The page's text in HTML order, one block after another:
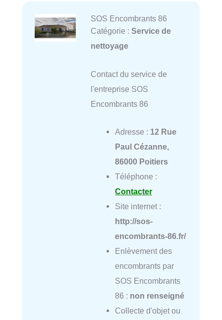
SOS Encombrants 86
Catégorie : Service de
nettoyage
Contact du service de
l'entreprise SOS
Encombrants 86
Adresse : 12 Rue
Paul Cézanne,
86000 Poitiers
Téléphone :
Contacter
Site internet :
http://sos-
encombrants-86.fr/
Enlèvement des
encombrants par
SOS Encombrants
86 : non renseigné
Collecte d'objet ou